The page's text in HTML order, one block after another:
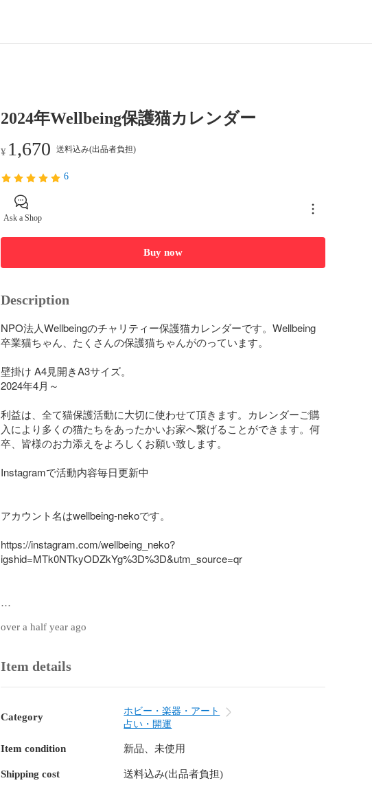
2024年Wellbeing保護猫カレンダー
¥ 1,670 送料込み(出品者負担)
6
Ask a Shop
Buy now
Description
NPO法人Wellbeingのチャリティー保護猫カレンダーです。Wellbeing
卒業猫ちゃん、たくさんの保護猫ちゃんがのっています。
壁掛け A4見開きA3サイズ。
2024年4月～
利益は、全て猫保護活動に大切に使わせて頂きます。カレンダーご購
入により多くの猫たちをあったかいお家へ繋げることができます。何
卒、皆様のお力添えをよろしくお願い致します。
Instagramで活動内容毎日更新中
アカウント名はwellbeing-nekoです。
https://instagram.com/wellbeing_neko?
igshid=MTk0NTkyODZkYg%3D%3D&utm_source=qr
over a half year ago
Item details
Category
ホビー・楽器・アート
占い・開運
Item condition 新品、未使用
Shipping cost 送料込み(出品者負担)